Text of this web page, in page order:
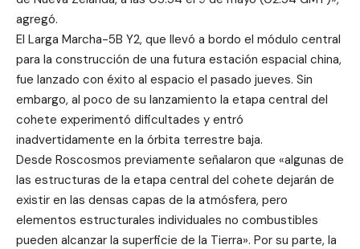
agregó.
El Larga Marcha-5B Y2, que llevó a bordo el módulo central
para la construcción de una futura estación espacial china,
fue lanzado con éxito al espacio el pasado jueves. Sin
embargo, al poco de su lanzamiento la etapa central del
cohete experimentó dificultades y entró
inadvertidamente en la órbita terrestre baja.
Desde Roscosmos previamente señalaron que «algunas de
las estructuras de la etapa central del cohete dejarán de
existir en las densas capas de la atmósfera, pero
elementos estructurales individuales no combustibles
pueden alcanzar la superficie de la Tierra». Por su parte, la